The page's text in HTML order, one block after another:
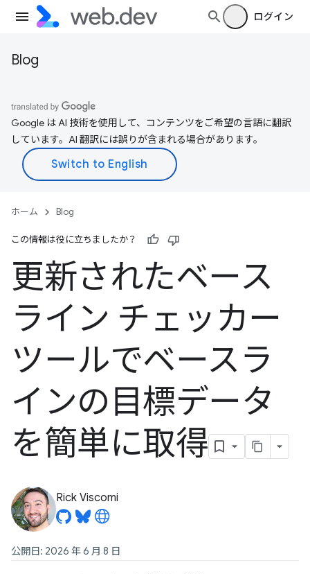
ログイン
Blog
Google は AI 技術を使用して、コンテンツをご希望の言語に翻訳
しています。AI 翻訳には誤りが含まれる場合があります。
ホーム Blog
この情報は役に立ちましたか？
更新されたベース
ライン チェッカー
ツールでベースラ
インの目標データ
を簡単に取得
Rick Viscomi
公開日: 2026 年 6 月 8 日